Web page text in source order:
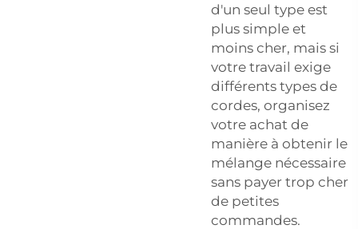
d'un seul type est
plus simple et
moins cher, mais si
votre travail exige
différents types de
cordes, organisez
votre achat de
manière à obtenir le
mélange nécessaire
sans payer trop cher
de petites
commandes.